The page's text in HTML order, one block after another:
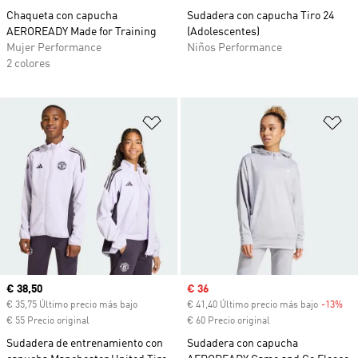
Chaqueta con capucha
AEROREADY Made for Training
Mujer Performance
2 colores
Sudadera con capucha Tiro 24
(Adolescentes)
Niños Performance
Añadir a la lista de deseos
Precio actual
€ 38,50
€ 35,75 Último precio más bajo
€ 55 Precio original
Sudadera de entrenamiento con
Precio de venta
€ 36
€ 41,40 Último precio más bajo -13%
€ 60 Precio original
Sudadera con capucha